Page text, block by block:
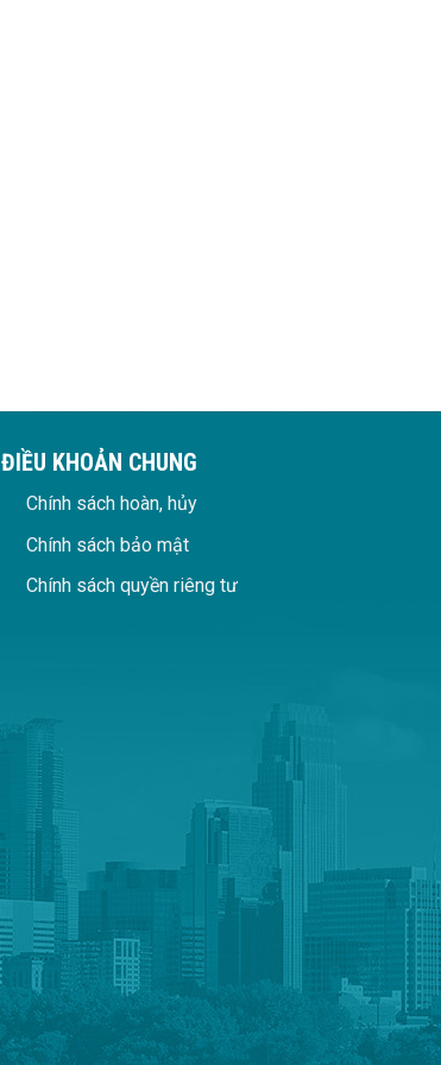
ĐIỀU KHOẢN CHUNG
Chính sách hoàn, hủy
Chính sách bảo mật
Chính sách quyền riêng tư